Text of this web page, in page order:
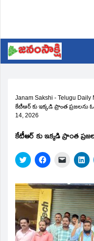
Janam Sakshi - Telugu Daily
కేటీఆర్ కు ఇక్కడి ప్రాంత ప్రజలను
14, 2026
కేటీఆర్ కు ఇక్కడి ప్రాంత
Click
to
Twitter
(Opens
in
new
window)
Click
to
Facebook
(Opens
in
new
window)
Click
link
to
a
friend
(Opens
in
new
window)
to
in